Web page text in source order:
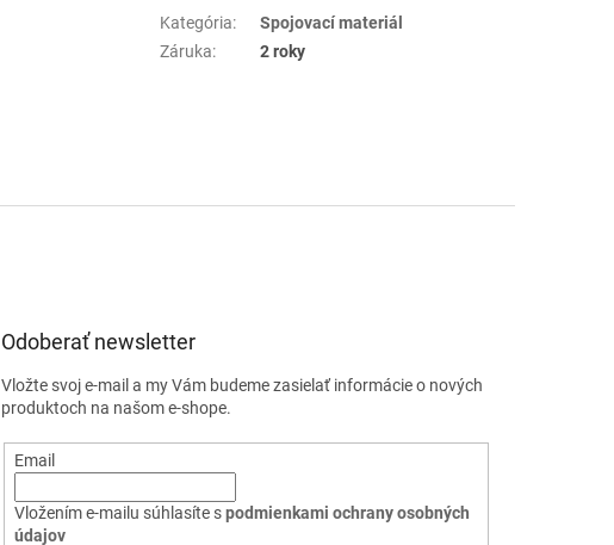
Kategória:
Spojovací materiál
Záruka: 2 roky
Odoberať newsletter
Vložte svoj e-mail a my Vám budeme zasielať informácie o nových
produktoch na našom e-shope.
Email
Vložením e-mailu súhlasíte spodmienkami ochrany osobných
údajov